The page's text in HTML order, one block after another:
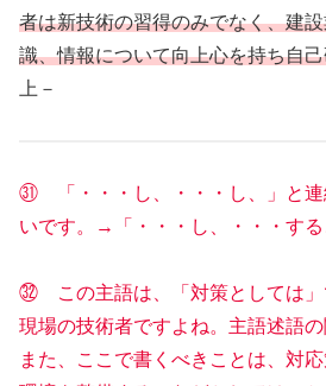
者は新技術の習得のみでなく、建
識、情報について向上心を持ち自
上－
㉛ 「・・・し、・・・し、」と連
いです。→「・・・し、・・・する
㉜ この主語は、「対策としては」
現場の技術者ですよね。主語述語の
また、ここで書くべきことは、対